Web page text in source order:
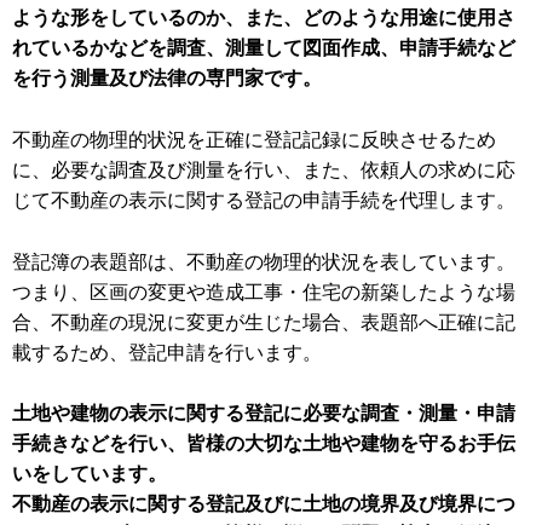
ような形をしているのか、また、どのような用途に使用さ
れているかなどを調査、測量して図面作成、申請手続など
を行う測量及び法律の専門家です。
不動産の物理的状況を正確に登記記録に反映させるため
に、必要な調査及び測量を行い、また、依頼人の求めに応
じて不動産の表示に関する登記の申請手続を代理します。
登記簿の表題部は、不動産の物理的状況を表しています。
つまり、区画の変更や造成工事・住宅の新築したような場
合、不動産の現況に変更が生じた場合、表題部へ正確に記
載するため、登記申請を行います。
土地や建物の表示に関する登記に必要な調査・測量・申請
手続きなどを行い、皆様の大切な土地や建物を守るお手伝
いをしています。
不動産の表示に関する登記及びに土地の境界及び境界につ